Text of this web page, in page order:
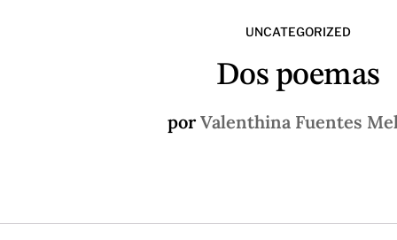
UNCATEGORIZED
Dos poemas
por Valenthina Fuentes